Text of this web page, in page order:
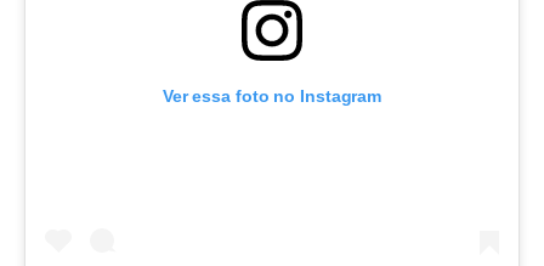
Ver essa foto no Instagram